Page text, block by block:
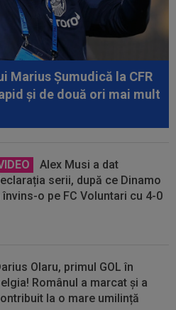
Marius Șumudică la CFR
și de două ori mai mult
Alex Musi a dat
serii, după ce Dinamo
învins-o pe FC Voluntari cu 4-0
Olaru, primul GOL în
Românul a marcat și a
la o mare umilință